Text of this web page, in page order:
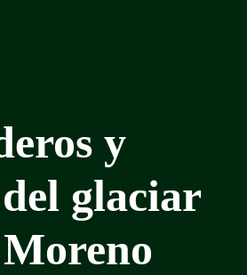
y
glaciar